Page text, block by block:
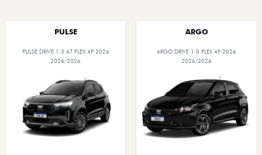
PULSE
PULSE DRIVE 1.3 AT FLEX 4P 2026
2026/2026
ARGO
ARGO DRIVE 1.0 FLEX 4P 2026
2026/2026